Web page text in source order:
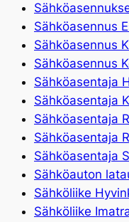
Sähköasennus
Sähköasennus
Sähköasennus
Sähköasentaja
Sähköasentaja
Sähköasentaja
Sähköasentaja
Sähköasentaja
Sähköauton
Sähköliike
Sähköliike